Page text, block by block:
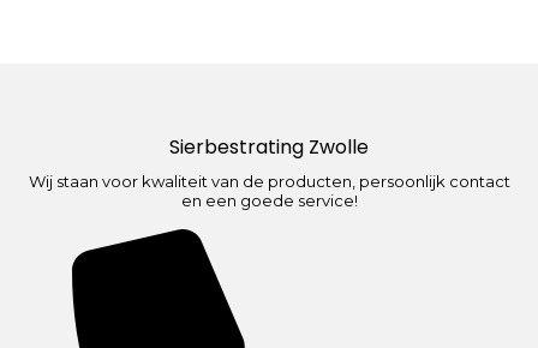
Sierbestrating Zwolle
Wij staan voor kwaliteit van de producten, persoonlijk contact
en een goede service!